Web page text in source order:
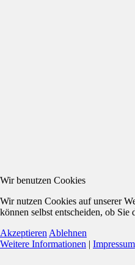
Wir benutzen Cookies
Wir nutzen Cookies auf unserer
können selbst entscheiden, ob
Akzeptieren Ablehnen
Weitere Informationen | Impressum